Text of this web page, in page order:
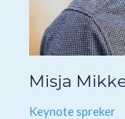
Misja
Keynote spreker